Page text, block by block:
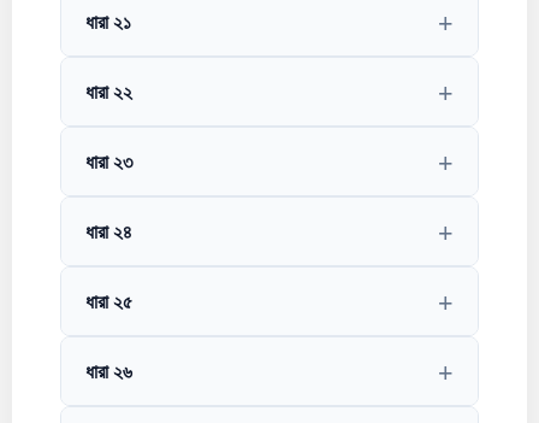
ধারা ২১
ধারা ২২
ধারা ২৩
ধারা ২৪
ধারা ২৫
ধারা ২৬